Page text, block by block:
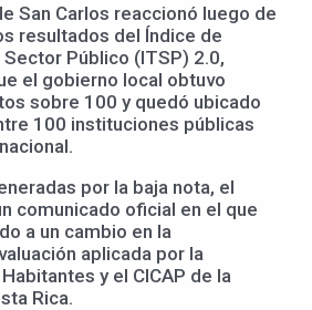
San Carlos reaccionó luego de
resultados del Índice de
Público (ITSP) 2.0,
el gobierno local obtuvo
sobre 100 y quedó ubicado
100 instituciones públicas
por la baja nota, el
comunicado oficial en el que
a un cambio en la
aplicada por la
y el CICAP de la
Rica.